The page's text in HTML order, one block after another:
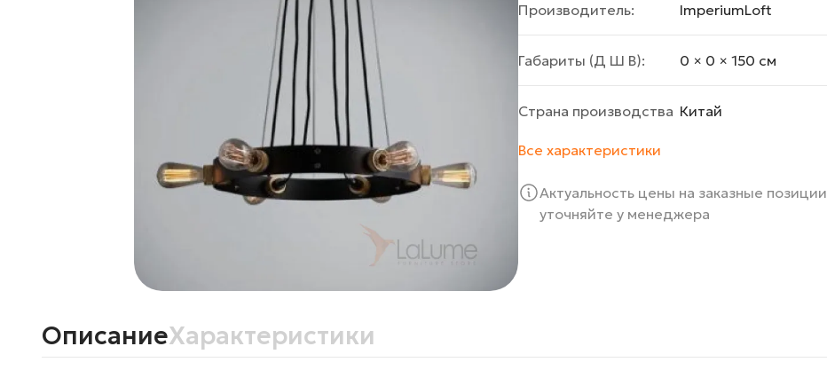
Производитель: ImperiumLoft
Габариты (Д Ш В): 0 × 0 × 150 cм
Страна производства Китай
Все характеристики
Актуальность цены на заказные позиции
уточняйте у менеджера
ОписаниеХарактеристики